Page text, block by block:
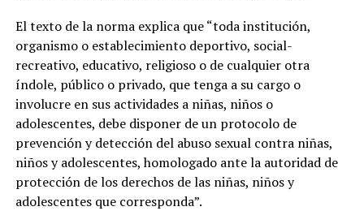
El texto de la norma explica que “toda institución,
organismo o establecimiento deportivo, social-
recreativo, educativo, religioso o de cualquier otra
índole, público o privado, que tenga a su cargo o
involucre en sus actividades a niñas, niños o
adolescentes, debe disponer de un protocolo de
prevención y detección del abuso sexual contra niñas,
niños y adolescentes, homologado ante la autoridad de
protección de los derechos de las niñas, niños y
adolescentes que corresponda”.